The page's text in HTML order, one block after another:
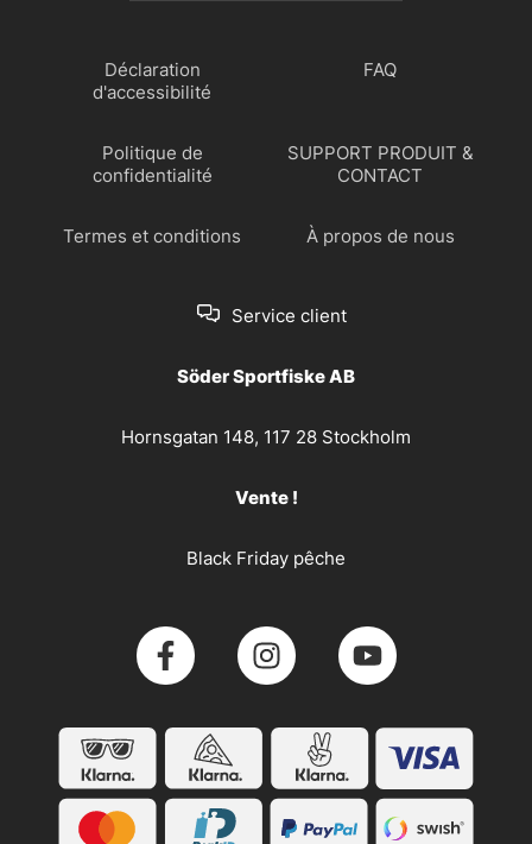
Déclaration
d'accessibilité
FAQ
Politique de
confidentialité
SUPPORT PRODUIT &
CONTACT
Termes et conditions À propos de nous
Service client
Söder Sportfiske AB
Hornsgatan 148, 117 28 Stockholm
Vente !
Black Friday pêche